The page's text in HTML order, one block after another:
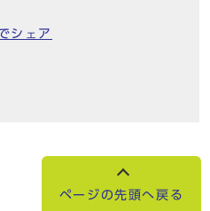
シェア
ページの先頭へ戻る